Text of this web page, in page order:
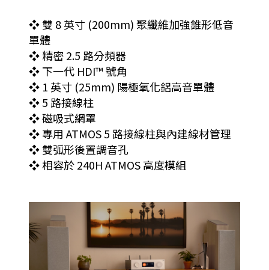
❖ 雙 8 英寸 (200mm) 聚纖維加強錐形低音
單體
❖ 精密 2.5 路分頻器
❖ 下一代 HDI™ 號角
❖ 1 英寸 (25mm) 陽極氧化鋁高音單體
❖ 5 路接線柱
❖ 磁吸式網罩
❖ 專用 ATMOS 5 路接線柱與內建線材管理
❖ 雙弧形後置調音孔
❖ 相容於 240H ATMOS 高度模組